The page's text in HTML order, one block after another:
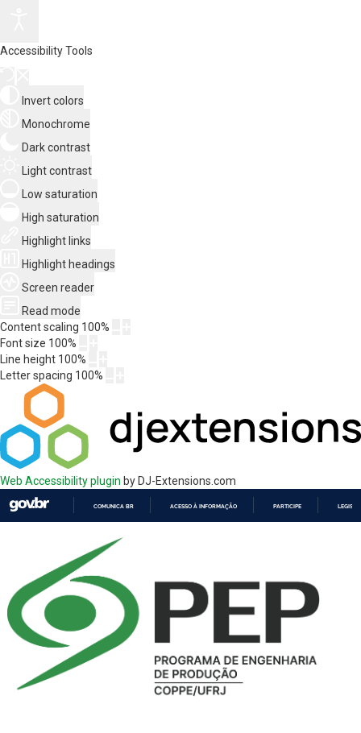
Accessibility Tools
Invert colors
Monochrome
Dark contrast
Light contrast
Low saturation
High saturation
Highlight links
Highlight headings
Screen reader
Read mode
Content scaling 100%
Font size 100%
Line height 100%
Letter spacing 100%
Web Accessibility plugin by DJ-Extensions.com
COMUNICA BR ACESSO À INFORMAÇÃO PARTICIPE